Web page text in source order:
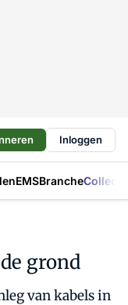
Inloggen
EMSBranche
grond
van kabels in